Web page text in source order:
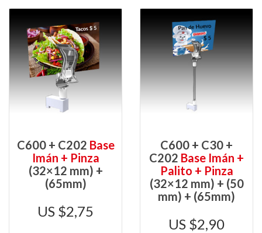
C600 + C202 Base
Imán + Pinza
(32×12 mm) +
(65mm)
$2,75
C600 + C30 +
C202 Base Imán +
Palito + Pinza
(32×12 mm) + (50
mm) + (65mm)
$2,90